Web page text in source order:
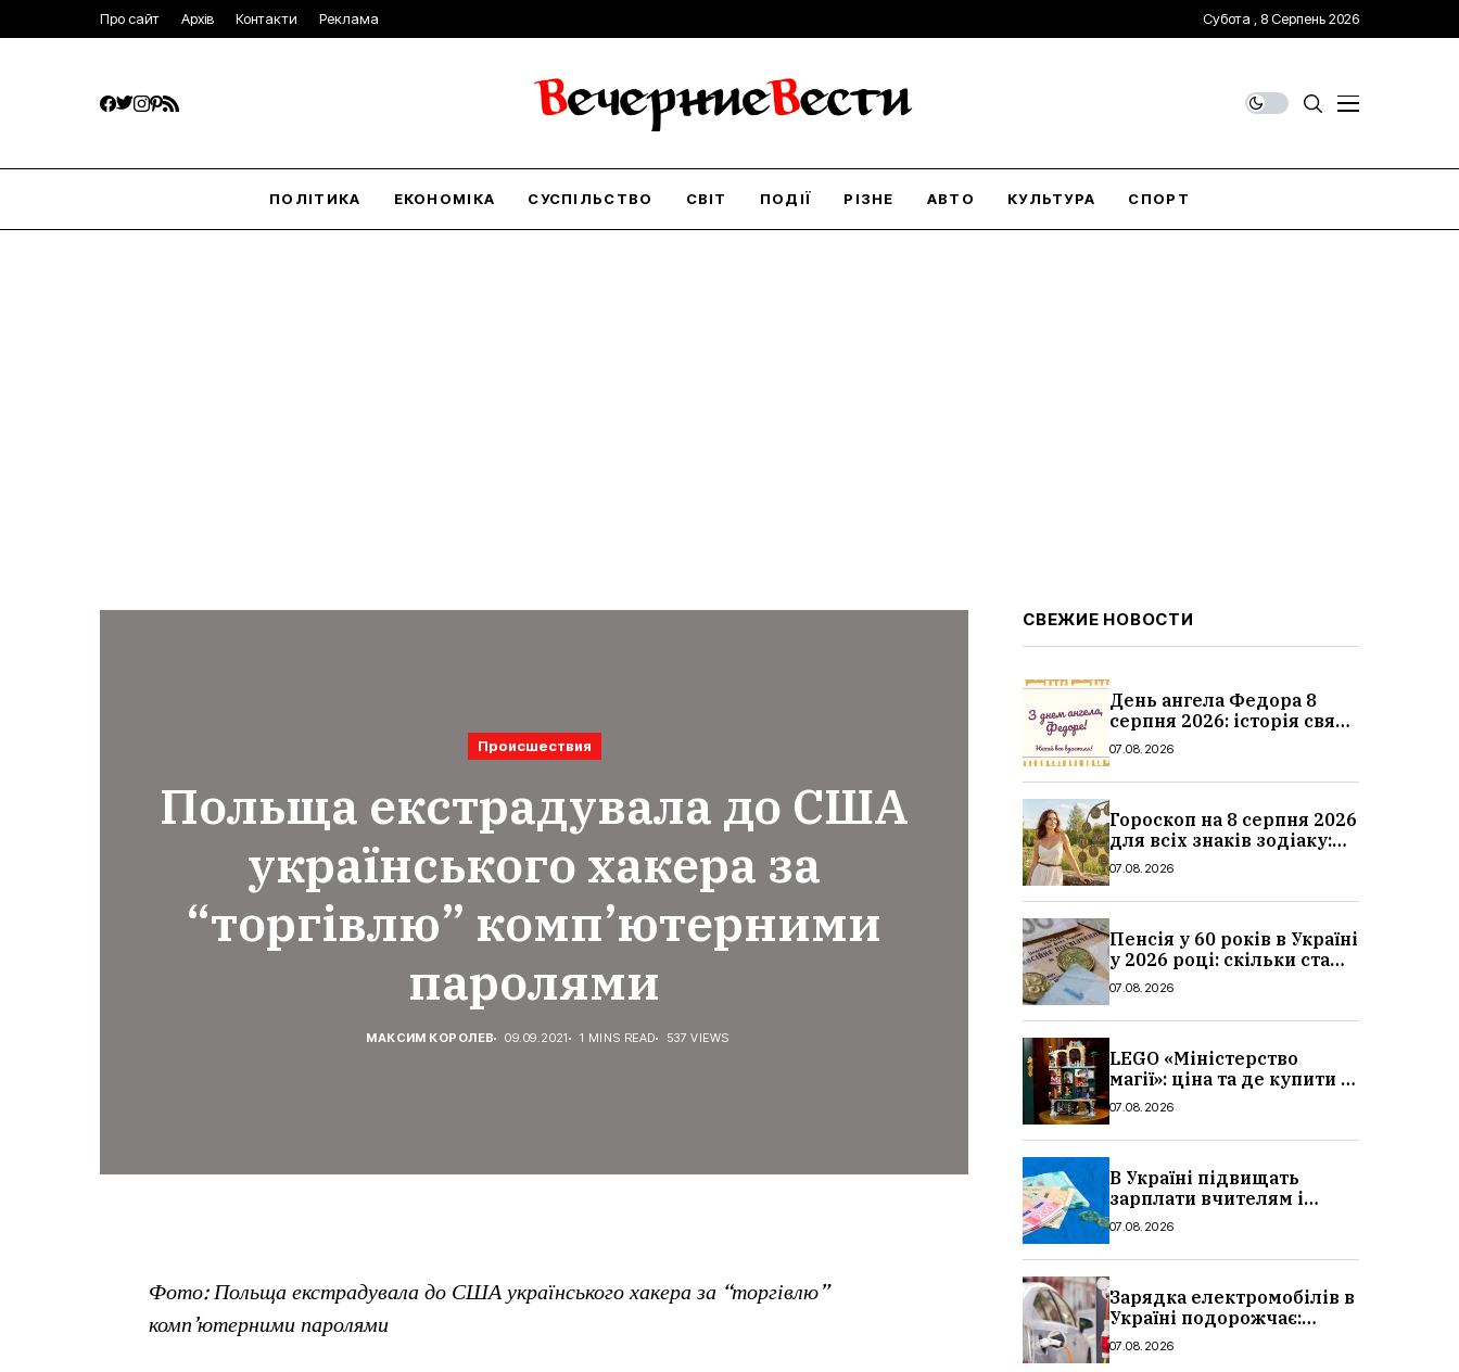
Про сайт Архів Контакти Реклама Субота , 8 Серпень 2026
ПОЛІТИКА ЕКОНОМІКА СУСПІЛЬСТВО СВІТ ПОДІЇ РІЗНЕ АВТО КУЛЬТУРА СПОРТ
Происшествия
Польща екстрадувала до США
українського хакера за
“торгівлю” комп’ютерними
паролями
МАКСИМ КОРОЛЕВ 09.09.2021 1 MINS READ 537 VIEWS
Фото: Польща екстрадувала до США українського хакера за “торгівлю”
комп’ютерними паролями
СВЕЖИЕ НОВОСТИ
День ангела Федора 8
серпня 2026: історія свята,
значення імені,
прозі
07.08.2026
Гороскоп на 8 серпня 2026
для всіх знаків зодіаку:
кохання, гроші та справи
07.08.2026
Пенсія у 60 років в Україні
у 2026 році: скільки стажу
потрібно, умови, кому
07.08.2026
LEGO «Міністерство
магії»: ціна та де купити в
Україні
07.08.2026
В Україні підвищать
зарплати вчителям і
стипендії студентам з 1
суми, розмір
07.08.2026
Зарядка електромобілів в
Україні подорожчає:
причина і нові ціни з
07.08.2026